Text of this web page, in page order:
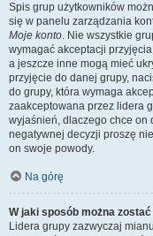
Spis grup użytkowników
się w panelu zarządzania
Moje konto. Nie wszystkie
wymagać akceptacji
a jeszcze inne mogą mieć
przyjęcie do danej grupy,
do grupy, która wymaga
zaakceptowana przez lidera
wyjaśnień, dlaczego chce on
negatywnej decyzji proszę
on swoje powody.
Na górę
W jaki sposób można
Lidera grupy zazwyczaj